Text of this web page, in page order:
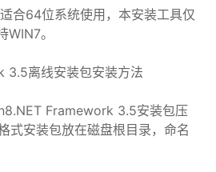
64位系统使用，本安装工具仅
。
3.5离线安装包安装方法
Framework 3.5安装包压
式安装包放在磁盘根目录，命名